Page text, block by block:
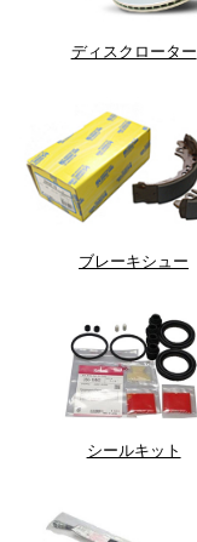
ディスクローター
ブレーキシュー
シールキット